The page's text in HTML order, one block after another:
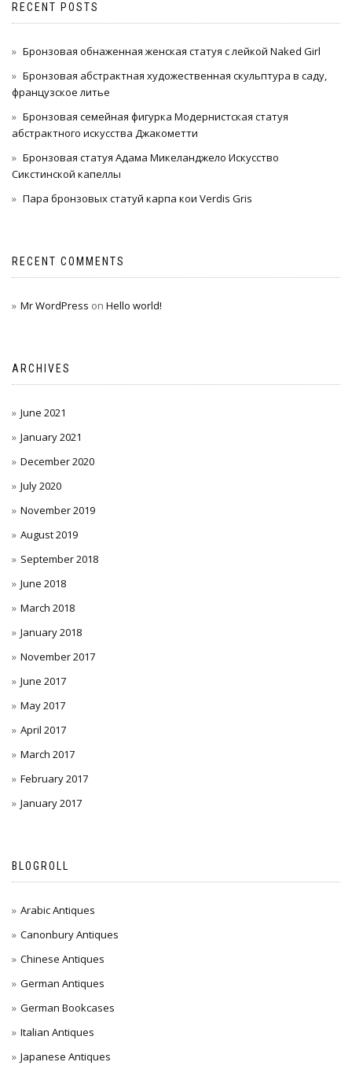
RECENT POSTS
Бронзовая обнаженная женская статуя с лейкой Naked Girl
Бронзовая абстрактная художественная скульптура в саду,
французское литье
Бронзовая семейная фигурка Модернистская статуя
абстрактного искусства Джакометти
Бронзовая статуя Адама Микеланджело Искусство
Сикстинской капеллы
Пара бронзовых статуй карпа кои Verdis Gris
RECENT COMMENTS
Mr WordPress on Hello world!
ARCHIVES
June 2021
January 2021
December 2020
July 2020
November 2019
August 2019
September 2018
June 2018
March 2018
January 2018
November 2017
June 2017
May 2017
April 2017
March 2017
February 2017
January 2017
BLOGROLL
Arabic Antiques
Canonbury Antiques
Chinese Antiques
German Antiques
German Bookcases
Italian Antiques
Japanese Antiques